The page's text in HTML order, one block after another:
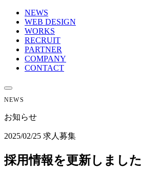
NEWS
WEB DESIGN
WORKS
RECRUIT
PARTNER
COMPANY
CONTACT
NEWS
お知らせ
2025/02/25 求人募集
採用情報を更新しました